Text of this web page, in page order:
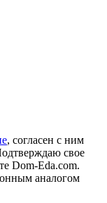
, согласен с ним
свое
Dom-Eda.com.
аналогом